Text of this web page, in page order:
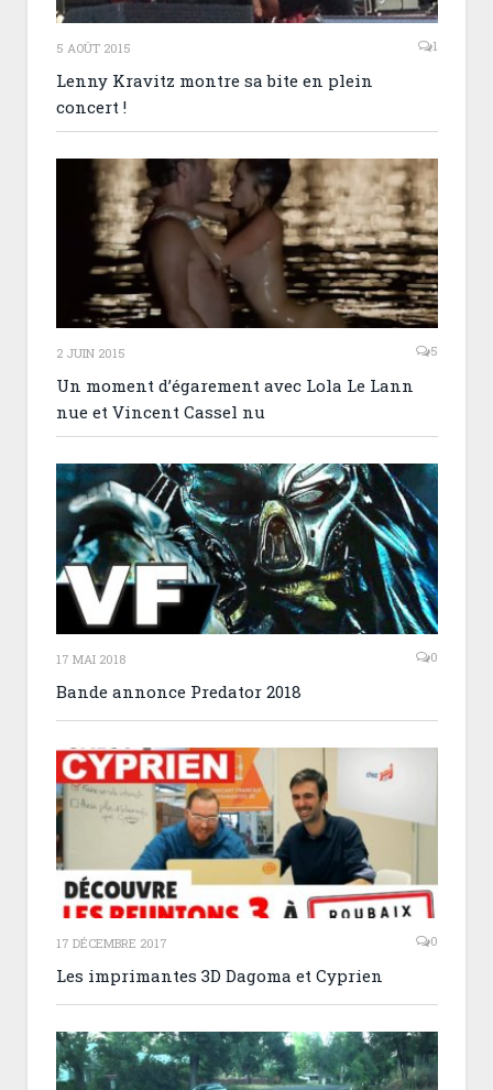
5 AOÛT 2015 1
Lenny Kravitz montre sa bite en plein
concert !
2 JUIN 2015 5
Un moment d’égarement avec Lola Le Lann
nue et Vincent Cassel nu
17 MAI 2018 0
Bande annonce Predator 2018
17 DÉCEMBRE 2017 0
Les imprimantes 3D Dagoma et Cyprien